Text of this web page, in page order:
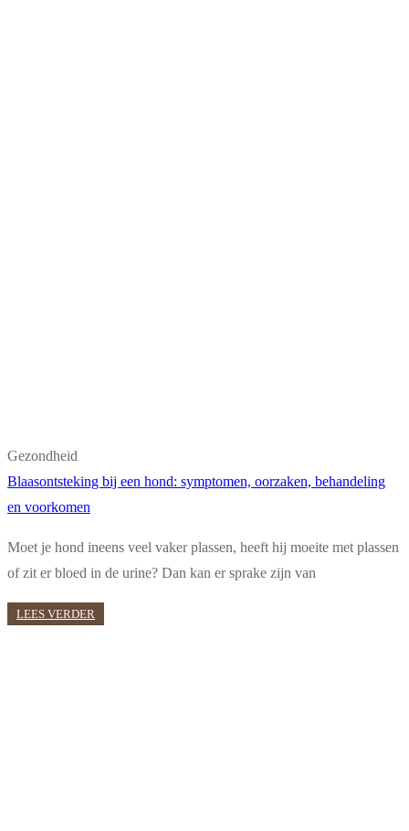
Gezondheid
Blaasontsteking bij een hond: symptomen, oorzaken, behandeling
en voorkomen
Moet je hond ineens veel vaker plassen, heeft hij moeite met plassen
of zit er bloed in de urine? Dan kan er sprake zijn van
LEES VERDER